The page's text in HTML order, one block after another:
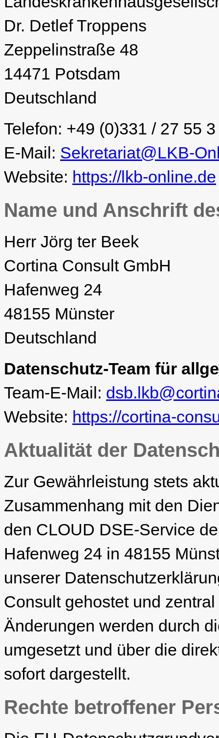
Dr. Detlef Troppens
Zeppelinstraße 48
14471 Potsdam
Deutschland
Telefon: +49 (0)331 / 27 55
E-Mail: Sekretariat@LKB-
Website: https://lkb-online.de
Name und Anschrift
Herr Jörg ter Beek
Cortina Consult GmbH
Hafenweg 24
48155 Münster
Deutschland
Datenschutz-Team für
Team-E-Mail:
Website: https://cortina-
Aktualität der
Zur Gewährleistung stets
Zusammenhang mit den
den CLOUD DSE-Service
Hafenweg 24 in 48155
unserer
Consult gehostet und
Änderungen werden durch
umgesetzt und über die
sofort dargestellt.
Rechte betroffener